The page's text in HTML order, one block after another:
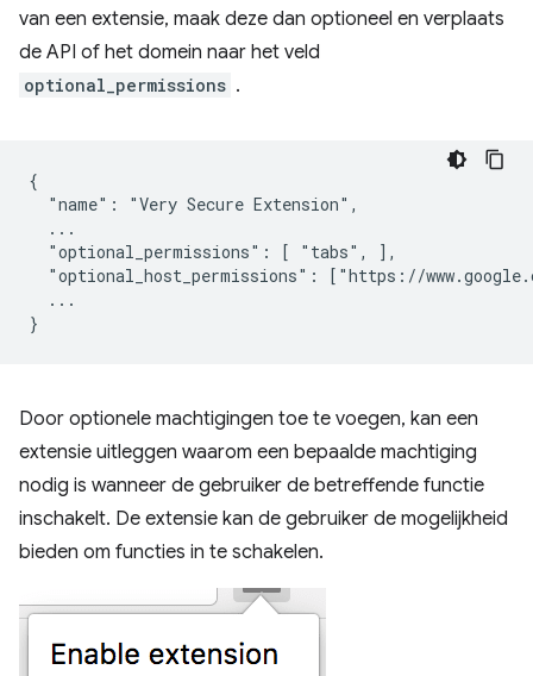
van een extensie, maak deze dan optioneel en verplaats
de API of het domein naar het veld
optional_permissions .
{
  "name": "Very Secure Extension",
  ...
  "optional_permissions": [ "tabs", ],
"optional_host_permissions": ["https://
  ...
Door optionele machtigingen toe te voegen, kan een
extensie uitleggen waarom een ​​bepaalde machtiging
nodig is wanneer de gebruiker de betreffende functie
inschakelt. De extensie kan de gebruiker de mogelijkheid
bieden om functies in te schakelen.